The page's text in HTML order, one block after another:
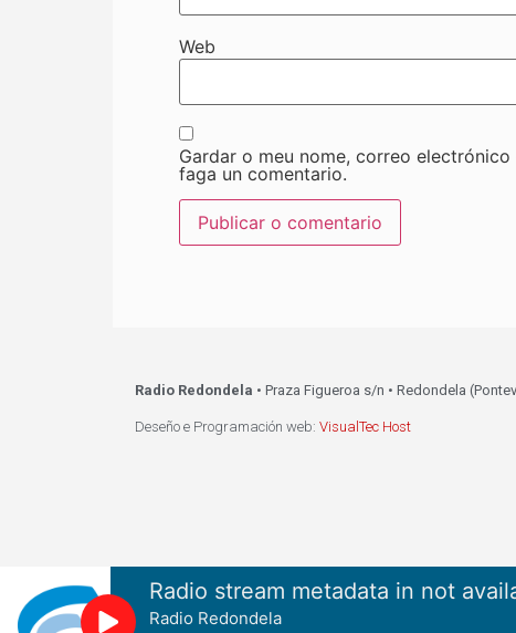
Web
Gardar o meu nome, correo
faga un comentario.
Radio Redondela • Praza Figueroa s/n • Redondela
Deseño e Programación web: VisualTec Host
Radio stream metadata in not
Radio Redondela